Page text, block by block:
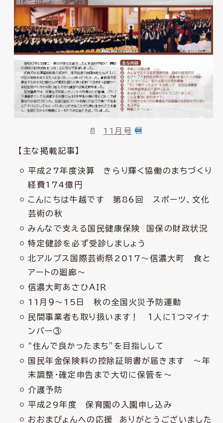
11月号
【主な掲載記事】
平成27年度決算 きらり輝く協働のまちづくり
経費174億円
こんにちは牛越です 第86回 スポーツ、文化
芸術の秋
みんなで支える国民健康保険 国保の財政状況
特定健診を必ず受診しましょう
北アルプス国際芸術祭2017～信濃大町 食と
アートの廻廊～
信濃大町あさひＡＩＲ
11月９～15日 秋の全国火災予防運動
民間事業者も取り扱います！ １人に１つマイナ
ンバー③
“住んで良かったまち”を目指しして
国民年金保険料の控除証明書が届きます ～年
末調整・確定申告まで大切に保管を～
介護予防
平成29年度 保育園の入園申し込み
おおまぴょんへの応援 ありがとうございました